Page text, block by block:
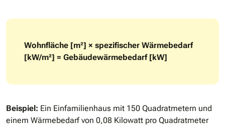
Wohnfläche [m²] × spezifischer Wärmebedarf
[kW/m²] = Gebäudewärmebedarf [kW]
Beispiel: Ein Einfamilienhaus mit 150 Quadratmetern und
einem Wärmebedarf von 0,08 Kilowatt pro Quadratmeter